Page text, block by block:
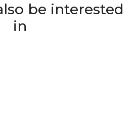
be interested
in